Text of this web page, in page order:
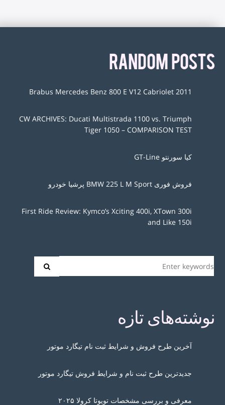
RANDOM POSTS
2011 Brabus Mercedes Benz 800 E V12 Cabriolet
CW ARCHIVES: Ducati Multistrada 1100 vs. Triumph
Tiger 1050 – COMPARISON TEST
کیا سورنتو GT-Line
فروش فوری BMW 225 L M Sport پرشیا خودرو
First Ride Review: Kymco’s Xciting 400i, XTown 300i
and Like 150i
نوشته‌های تازه
آخرین طرح فروش و شرایط ثبت نام تیگارد موتور
جدیدترین طرح ثبت نام و شرایط فروش تیگارد موتور
معرفی و بررسی مشخصات تویوتا کرولا ۲۰۲۵